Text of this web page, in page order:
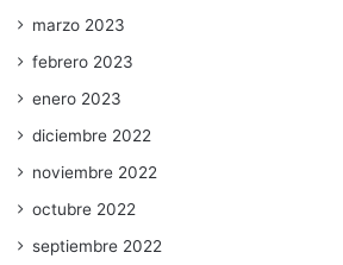
marzo 2023
febrero 2023
enero 2023
diciembre 2022
noviembre 2022
octubre 2022
septiembre 2022